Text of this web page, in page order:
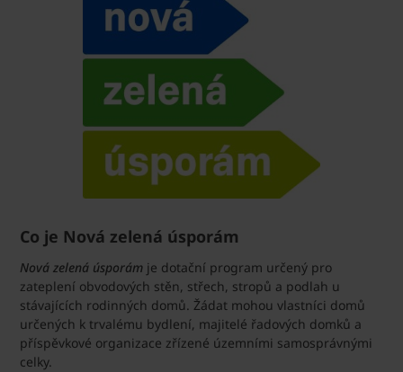
Co je Nová zelená úsporám
Nová zelená úsporám je dotační program určený pro
zateplení obvodových stěn, střech, stropů a podlah u
stávajících rodinných domů. Žádat mohou vlastníci domů
určených k trvalému bydlení, majitelé řadových domků a
příspěvkové organizace zřízené územními samosprávnými
celky.